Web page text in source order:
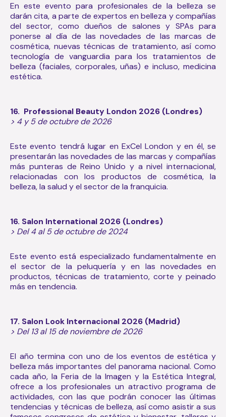
En este evento para profesionales de la belleza se
darán cita, a parte de expertos en belleza y compañías
del sector, como dueños de salones y SPAs para
ponerse al día de las novedades de las marcas de
cosmética, nuevas técnicas de tratamiento, así como
tecnología de vanguardia para los tratamientos de
belleza (faciales, corporales, uñas) e incluso, medicina
estética.
16. Professional Beauty London 2026 (Londres)
> 4 y 5 de octubre de 2026
Este evento tendrá lugar en ExCel London y en él, se
presentarán las novedades de las marcas y compañías
más punteras de Reino Unido y a nivel internacional,
relacionadas con los productos de cosmética, la
belleza, la salud y el sector de la franquicia.
16. Salon International 2026 (Londres)
> Del 4 al 5 de octubre de 2024
Este evento está especializado fundamentalmente en
el sector de la peluquería y en las novedades en
productos, técnicas de tratamiento, corte y peinado
más en tendencia.
17. Salon Look Internacional 2026 (Madrid)
> Del 13 al 15 de noviembre de 2026
El año termina con uno de los eventos de estética y
belleza más importantes del panorama nacional. Como
cada año, la Feria de la Imagen y la Estética Integral,
ofrece a los profesionales un atractivo programa de
actividades, con las que podrán conocer las últimas
tendencias y técnicas de belleza, así como asistir a sus